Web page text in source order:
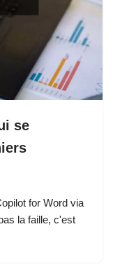
se
for Word via
la faille, c'est